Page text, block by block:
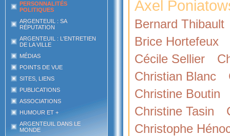
PERSONNALITÉS
POLITIQUES
ARGENTEUIL : SA
RÉPUTATION
ARGENTEUIL : L'ENTRETIEN
DE LA VILLE
MÉDIAS
POINTS DE VUE
SITES, LIENS
PUBLICATIONS
ASSOCIATIONS
HUMOUR ET +
ARGENTEUIL DANS LE
MONDE
Axel
Bernard Thibault
Brice Hortefeux
Cécile Sellier
Christian Blanc
Christine Boutin
Christine Tasin
Christophe